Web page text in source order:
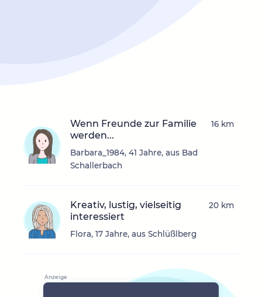
Wenn Freunde zur Familie
werden...
Barbara_1984, 41 Jahre, aus Bad
Schallerbach
16 km
Kreativ, lustig, vielseitig
interessiert
Flora, 17 Jahre, aus Schlüßlberg
20 km